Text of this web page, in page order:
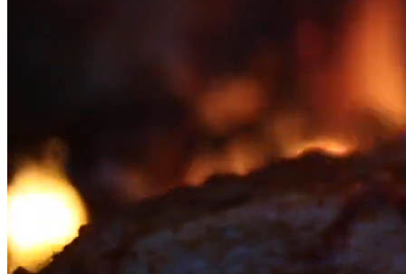
Печи
Аксессуары